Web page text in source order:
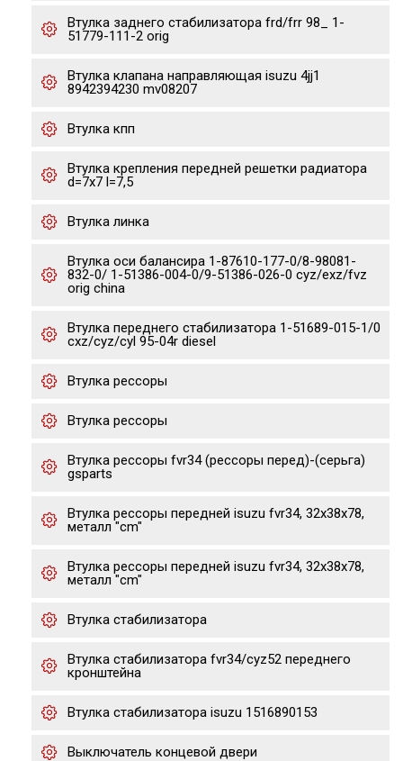
Втулка заднего стабилизатора frd/frr 98_ 1-
51779-111-2 orig
Втулка клапана направляющая isuzu 4jj1
8942394230 mv08207
Втулка кпп
Втулка крепления передней решетки радиатора
d=7x7 l=7,5
Втулка линка
Втулка оси балансира 1-87610-177-0/8-98081-
832-0/ 1-51386-004-0/9-51386-026-0 cyz/exz/fvz
orig china
Втулка переднего стабилизатора 1-51689-015-1/0
cxz/cyz/cyl 95-04r diesel
Втулка рессоры
Втулка рессоры
Втулка рессоры fvr34 (рессоры перед)-(серьга)
gsparts
Втулка рессоры передней isuzu fvr34, 32x38x78,
металл "cm"
Втулка рессоры передней isuzu fvr34, 32x38x78,
металл "cm"
Втулка стабилизатора
Втулка стабилизатора fvr34/cyz52 переднего
кронштейна
Втулка стабилизатора isuzu 1516890153
Выключатель концевой двери